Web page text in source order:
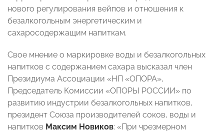
нового регулирования вейпов и отношения к
безалкогольным энергетическим и
сахаросодержащим напиткам.
Свое мнение о маркировке воды и безалкогольных
напитков с содержанием сахара высказал член
Президиума Ассоциации «НП «ОПОРА»,
Председатель Комиссии «ОПОРЫ РОССИИ» по
развитию индустрии безалкогольных напитков,
президент Союза производителей соков, воды и
напитков Максим Новиков: «При чрезмерном